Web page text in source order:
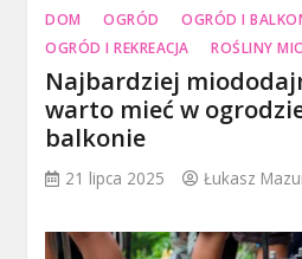
DOM OGRÓD
OGRÓD I
OGRÓD I REKREACJA
ROŚLINY
Najbardziej
warto mieć w
balkonie
21 lipca 2025 Łukasz